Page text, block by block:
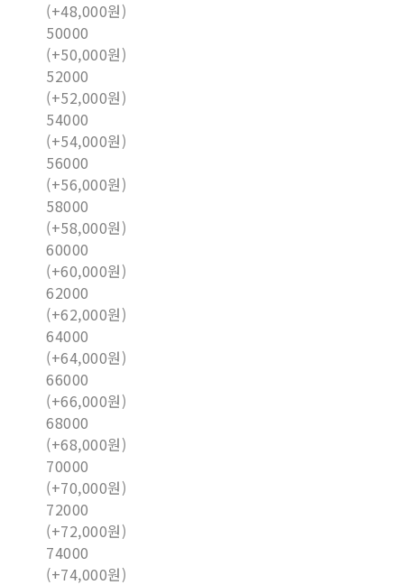
(+48,000원)
50000
(+50,000원)
52000
(+52,000원)
54000
(+54,000원)
56000
(+56,000원)
58000
(+58,000원)
60000
(+60,000원)
62000
(+62,000원)
64000
(+64,000원)
66000
(+66,000원)
68000
(+68,000원)
70000
(+70,000원)
72000
(+72,000원)
74000
(+74,000원)